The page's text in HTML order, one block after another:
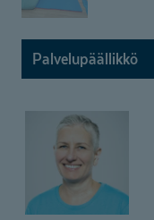
Palvelupäällikkö